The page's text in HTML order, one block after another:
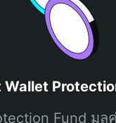
Wallet
Fund มูล